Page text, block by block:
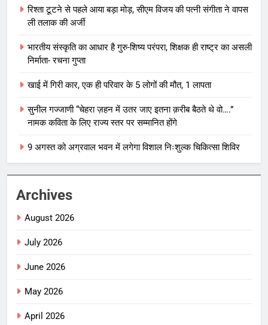
रिश्ता टूटने से पहले आया बड़ा मोड़, सीएम विजय की पत्नी संगीता ने वापस
ली तलाक की अर्जी
भारतीय संस्कृति का आधार है गुरु-शिष्य परंपरा, शिक्षक ही राष्ट्र का असली
निर्माता- रचना गुप्ता
खाई में गिरी कार, एक ही परिवार के 5 लोगों की मौत, 1 लापता
सुनील गज्जाणी “चेहरा ज़हन में उतर जाए इतना क़रीब बैठते थे वो….”
नामक कविता के लिए राज्य स्तर पर सम्मानित होंगे
9 अगस्त को अग्रवाल भवन में लगेगा विशाल निःशुल्क चिकित्सा शिविर
Archives
August 2026
July 2026
June 2026
May 2026
April 2026